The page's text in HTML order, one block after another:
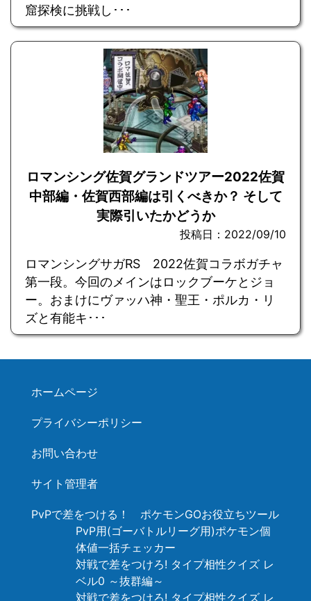
窟探検に挑戦し･･･
ロマンシング佐賀グランドツアー2022佐賀
中部編・佐賀西部編は引くべきか？ そして
実際引いたかどうか
投稿日：2022/09/10
ロマンシングサガRS 2022佐賀コラボガチャ
第一段。今回のメインはロックブーケとジョ
ー。おまけにヴァッハ神・聖王・ポルカ・リ
ズと有能キ･･･
ホームページ
プライバシーポリシー
お問い合わせ
サイト管理者
PvPで差をつける！ ポケモンGOお役立ちツール
PvP用(ゴーバトルリーグ用)ポケモン個
体値一括チェッカー
対戦で差をつけろ! タイプ相性クイズ レ
ベル0 ～抜群編～
対戦で差をつけろ! タイプ相性クイズ レ